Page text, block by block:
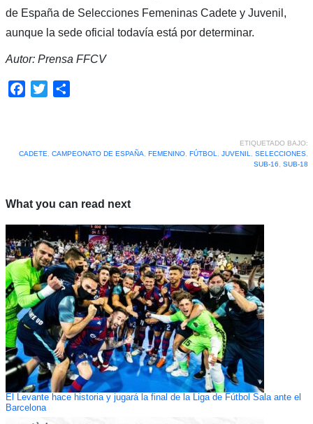
de España de Selecciones Femeninas Cadete y Juvenil,
aunque la sede oficial todavía está por determinar.
Autor: Prensa FFCV
Facebook
Twitter
ETIQUETADO BAJO:
CADETE
CAMPEONATO DE ESPAÑA FEMENINO, FÚTBOL JUVENIL SELECCIONES,
SUB-16
SUB-18
What you can read next
El Levante hace historia y jugará la final de la Liga de Fútbol Sala ante el
Barcelona